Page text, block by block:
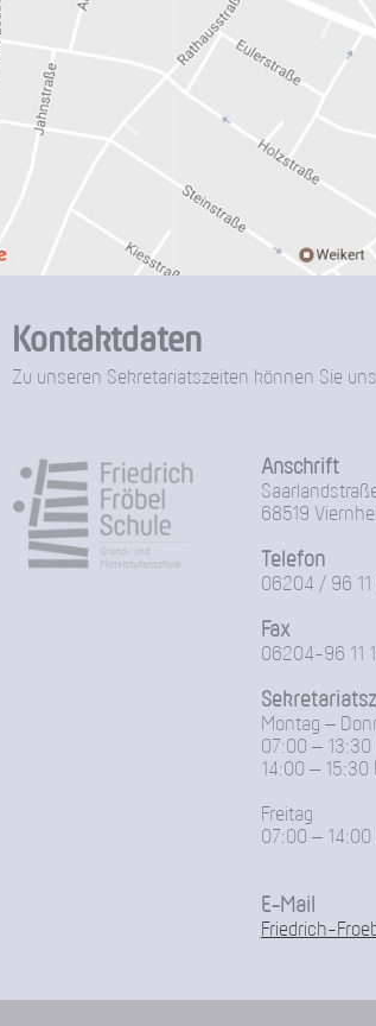
Kontaktdaten
Zu unseren Sekretariatszeiten können Sie
Anschrift
68519
Telefon
06204 / 96 11
Fax
06204-96 11
Montag –
07:00 – 13:30
14:00 – 15:30
Freitag
07:00 – 14:00
E-Mail
Friedrich-